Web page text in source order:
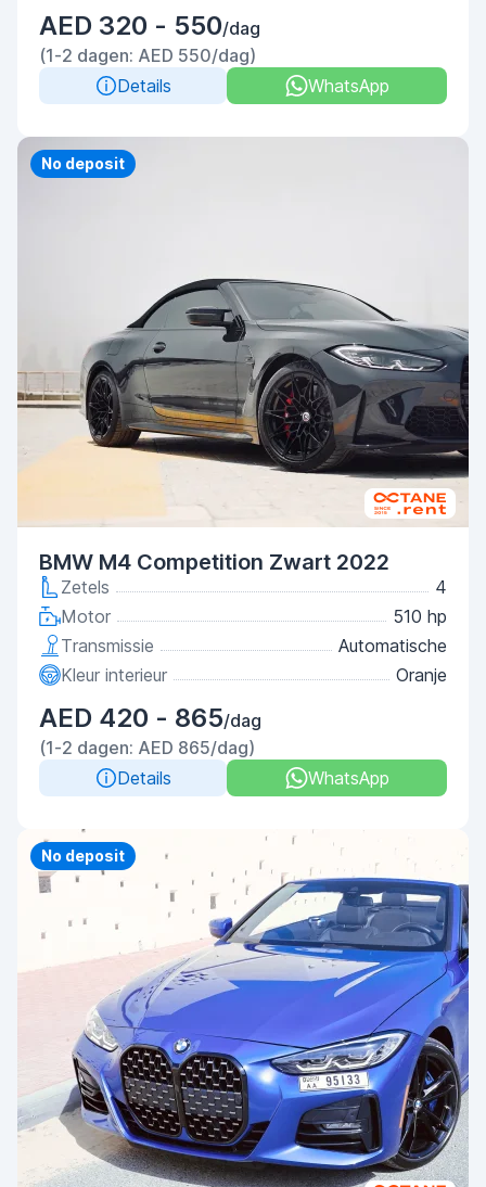
AED 320 - 550/dag
(1-2 dagen: AED 550/dag)
Details
WhatsApp
Priority
No deposit
BMW M4 Competition Zwart 2022
Zetels
4
Motor
510 hp
Transmissie
Automatische
Kleur interieur
Oranje
AED 420 - 865/dag
(1-2 dagen: AED 865/dag)
Details
WhatsApp
Priority
No deposit